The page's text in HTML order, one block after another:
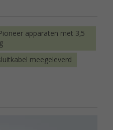
apparaten met 3,5
meegeleverd